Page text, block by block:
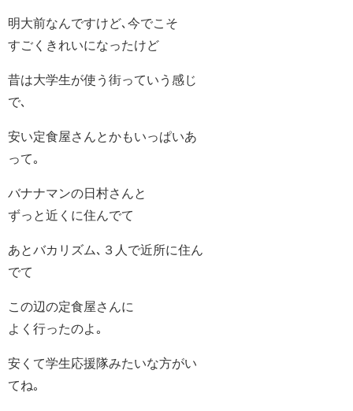
明大前なんですけど､今でこそ
すごくきれいになったけど
昔は大学生が使う街っていう感じ
で､
安い定食屋さんとかもいっぱいあ
って｡
バナナマンの日村さんと
ずっと近くに住んでて
あとバカリズム､３人で近所に住ん
でて
この辺の定食屋さんに
よく行ったのよ｡
安くて学生応援隊みたいな方がい
てね｡